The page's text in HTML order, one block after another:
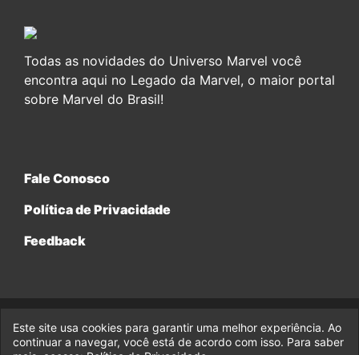
Todas as novidades do Universo Marvel você
encontra aqui no Legado da Marvel, o maior portal
sobre Marvel do Brasil!
Fale Conosco
Política de Privacidade
Feedback
© 2017-2026 Legado da Marvel, uma empresa da Legado
Enterprises.
Este site usa cookies para garantir uma melhor experiência. Ao
continuar a navegar, você está de acordo com isso. Para saber